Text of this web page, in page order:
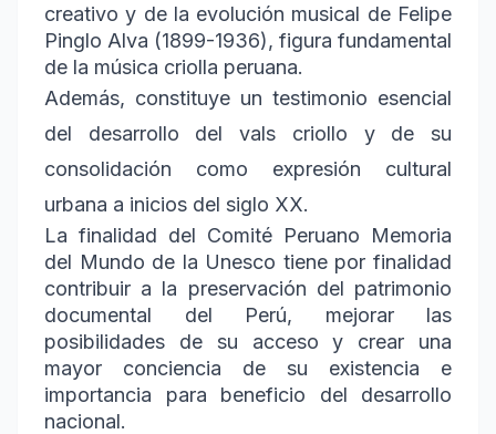
creativo y de la evolución musical de Felipe
Pinglo Alva (1899-1936), figura fundamental
de la música criolla peruana.
Además, constituye un testimonio esencial
del desarrollo del vals criollo y de su
consolidación como expresión cultural
urbana a inicios del siglo XX.
La finalidad del Comité Peruano Memoria
del Mundo de la Unesco tiene por finalidad
contribuir a la preservación del patrimonio
documental del Perú, mejorar las
posibilidades de su acceso y crear una
mayor conciencia de su existencia e
importancia para beneficio del desarrollo
nacional.